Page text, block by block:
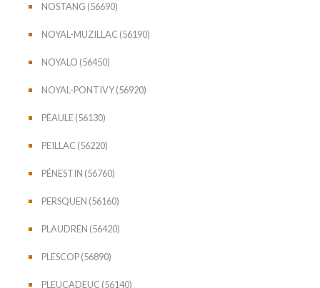
NOSTANG (56690)
NOYAL-MUZILLAC (56190)
NOYALO (56450)
NOYAL-PONTIVY (56920)
PÉAULE (56130)
PEILLAC (56220)
PÉNESTIN (56760)
PERSQUEN (56160)
PLAUDREN (56420)
PLESCOP (56890)
PLEUCADEUC (56140)